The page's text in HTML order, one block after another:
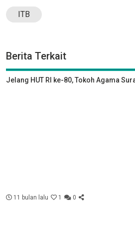
ITB
Berita Terkait
Jelang HUT RI ke-80, Tokoh Agama
11 bulan lalu 1 0